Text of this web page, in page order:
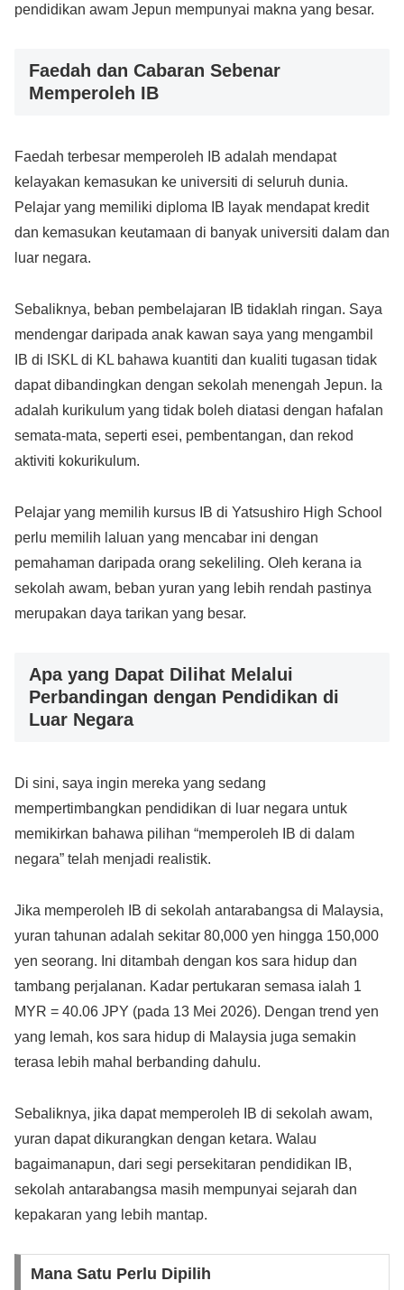
pendidikan awam Jepun mempunyai makna yang besar.
Faedah dan Cabaran Sebenar
Memperoleh IB
Faedah terbesar memperoleh IB adalah mendapat
kelayakan kemasukan ke universiti di seluruh dunia.
Pelajar yang memiliki diploma IB layak mendapat kredit
dan kemasukan keutamaan di banyak universiti dalam dan
luar negara.
Sebaliknya, beban pembelajaran IB tidaklah ringan. Saya
mendengar daripada anak kawan saya yang mengambil
IB di ISKL di KL bahawa kuantiti dan kualiti tugasan tidak
dapat dibandingkan dengan sekolah menengah Jepun. Ia
adalah kurikulum yang tidak boleh diatasi dengan hafalan
semata-mata, seperti esei, pembentangan, dan rekod
aktiviti kokurikulum.
Pelajar yang memilih kursus IB di Yatsushiro High School
perlu memilih laluan yang mencabar ini dengan
pemahaman daripada orang sekeliling. Oleh kerana ia
sekolah awam, beban yuran yang lebih rendah pastinya
merupakan daya tarikan yang besar.
Apa yang Dapat Dilihat Melalui
Perbandingan dengan Pendidikan di
Luar Negara
Di sini, saya ingin mereka yang sedang
mempertimbangkan pendidikan di luar negara untuk
memikirkan bahawa pilihan “memperoleh IB di dalam
negara” telah menjadi realistik.
Jika memperoleh IB di sekolah antarabangsa di Malaysia,
yuran tahunan adalah sekitar 80,000 yen hingga 150,000
yen seorang. Ini ditambah dengan kos sara hidup dan
tambang perjalanan. Kadar pertukaran semasa ialah 1
MYR = 40.06 JPY (pada 13 Mei 2026). Dengan trend yen
yang lemah, kos sara hidup di Malaysia juga semakin
terasa lebih mahal berbanding dahulu.
Sebaliknya, jika dapat memperoleh IB di sekolah awam,
yuran dapat dikurangkan dengan ketara. Walau
bagaimanapun, dari segi persekitaran pendidikan IB,
sekolah antarabangsa masih mempunyai sejarah dan
kepakaran yang lebih mantap.
Mana Satu Perlu Dipilih